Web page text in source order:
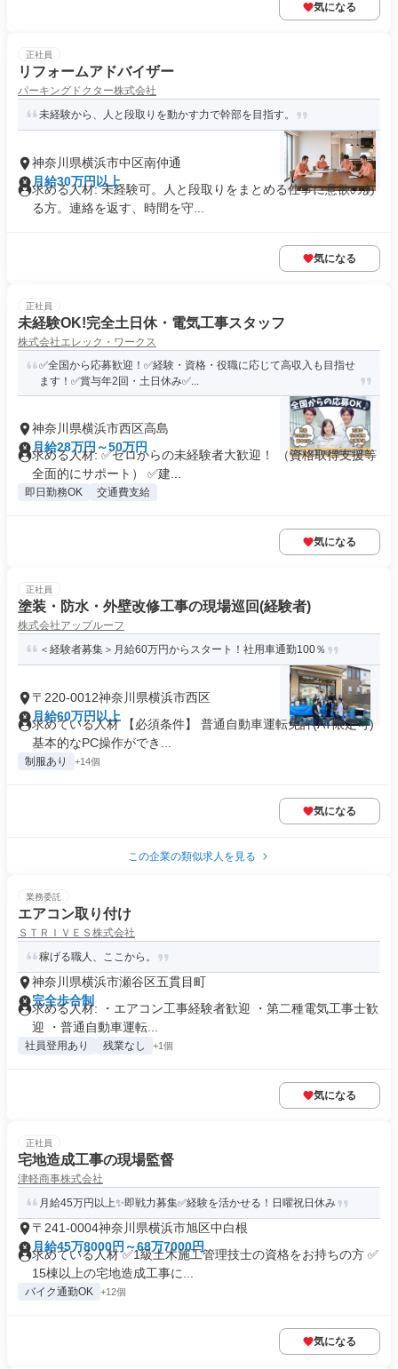
気になる
正社員
リフォームアドバイザー
パーキングドクター株式会社
未経験から、人と段取りを動かす力で幹部を目指す。
神奈川県横浜市中区南仲通
月給30万円以上
求める人材: 未経験可。人と段取りをまとめる仕事に意欲のあ
る方。連絡を返す、時間を守...
気になる
正社員
未経験OK!完全土日休・電気工事スタッフ
株式会社エレック・ワークス
✅全国から応募歓迎！✅経験・資格・役職に応じて高収入も目指せ
ます！✅賞与年2回・土日休み✅...
神奈川県横浜市西区高島
月給28万円～50万円
求める人材: ✅ゼロからの未経験者大歓迎！ （資格取得支援等
全面的にサポート） ✅建...
即日勤務OK 交通費支給
気になる
正社員
塗装・防水・外壁改修工事の現場巡回(経験者)
株式会社アップルーフ
＜経験者募集＞月給60万円からスタート！社用車通勤100％
〒220-0012神奈川県横浜市西区
月給60万円以上
求めている人材 【必須条件】 普通自動車運転免許(AT限定可)
基本的なPC操作ができ...
制服あり +14個
気になる
この企業の類似求人を見る
業務委託
エアコン取り付け
ＳＴＲＩＶＥＳ株式会社
稼げる職人、ここから。
神奈川県横浜市瀬谷区五貫目町
完全歩合制
求める人材: ・エアコン工事経験者歓迎 ・第二種電気工事士歓
迎 ・普通自動車運転...
社員登用あり 残業なし +1個
気になる
正社員
宅地造成工事の現場監督
津軽商事株式会社
月給45万円以上✨即戦力募集✅経験を活かせる！日曜祝日休み
〒241-0004神奈川県横浜市旭区中白根
月給45万8000円～68万7000円
求めている人材 ✅1級土木施工管理技士の資格をお持ちの方 ✅
15棟以上の宅地造成工事に...
バイク通勤OK +12個
気になる